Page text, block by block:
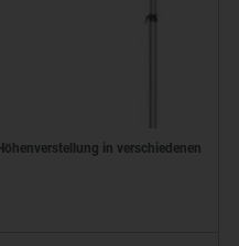
in verschiedenen